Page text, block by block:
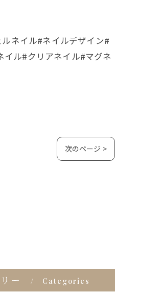
ネイル#ネイルデザイン#
ル#クリアネイル#マグネ
次のページ >
ー Categories